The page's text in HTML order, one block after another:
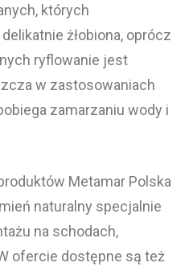
których
żłobiona, oprócz
ryflowanie jest
w zastosowaniach
zamarzaniu wody i
Metamar Polska
naturalny specjalnie
na schodach,
ofercie dostępne są też